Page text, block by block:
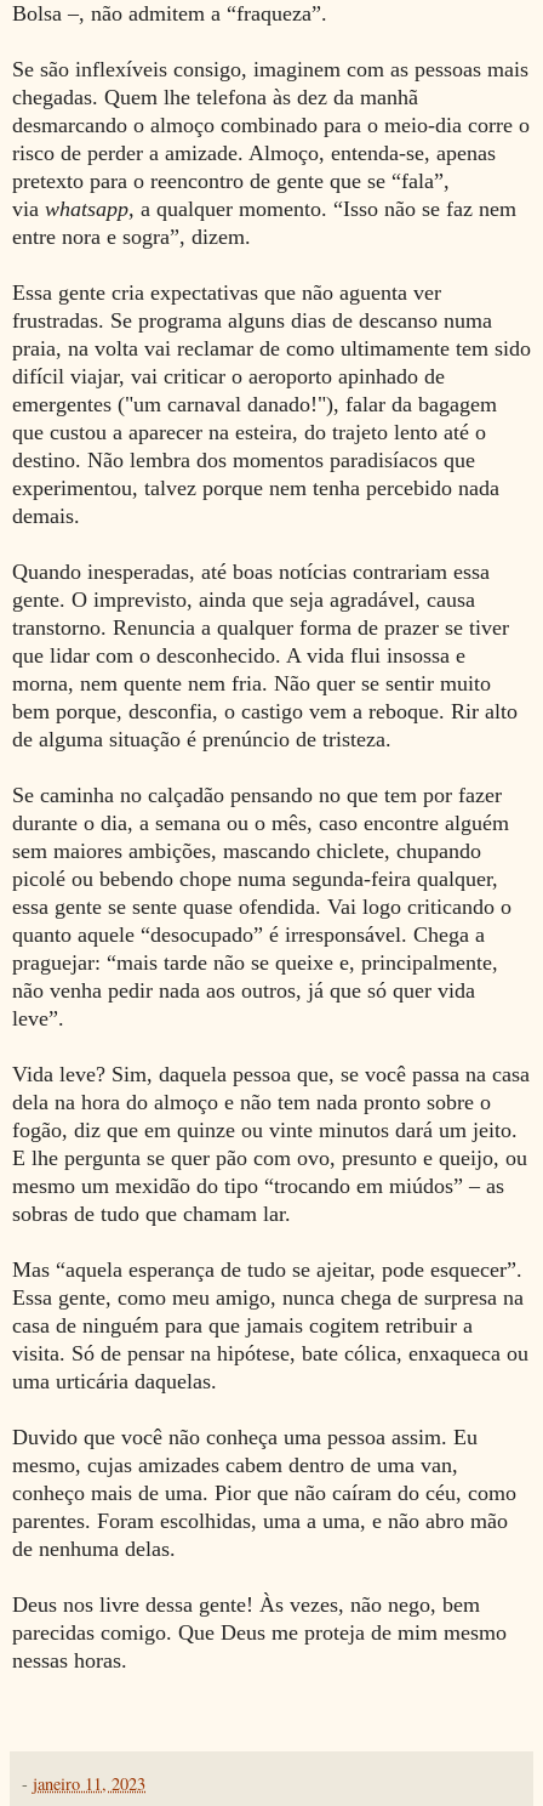
Bolsa –, não admitem a “fraqueza”.
Se são inflexíveis consigo, imaginem com as pessoas mais
chegadas. Quem lhe telefona às dez da manhã
desmarcando o almoço combinado para o meio-dia corre o
risco de perder a amizade. Almoço, entenda-se, apenas
pretexto para o reencontro de gente que se “fala”,
via whatsapp, a qualquer momento. “Isso não se faz nem
entre nora e sogra”, dizem.
Essa gente cria expectativas que não aguenta ver
frustradas. Se programa alguns dias de descanso numa
praia, na volta vai reclamar de como ultimamente tem sido
difícil viajar, vai criticar o aeroporto apinhado de
emergentes ("um carnaval danado!"), falar da bagagem
que custou a aparecer na esteira, do trajeto lento até o
destino. Não lembra dos momentos paradisíacos que
experimentou, talvez porque nem tenha percebido nada
demais.
Quando inesperadas, até boas notícias contrariam essa
gente. O imprevisto, ainda que seja agradável, causa
transtorno. Renuncia a qualquer forma de prazer se tiver
que lidar com o desconhecido. A vida flui insossa e
morna, nem quente nem fria. Não quer se sentir muito
bem porque, desconfia, o castigo vem a reboque. Rir alto
de alguma situação é prenúncio de tristeza.
Se caminha no calçadão pensando no que tem por fazer
durante o dia, a semana ou o mês, caso encontre alguém
sem maiores ambições, mascando chiclete, chupando
picolé ou bebendo chope numa segunda-feira qualquer,
essa gente se sente quase ofendida. Vai logo criticando o
quanto aquele “desocupado” é irresponsável. Chega a
praguejar: “mais tarde não se queixe e, principalmente,
não venha pedir nada aos outros, já que só quer vida
leve”.
Vida leve? Sim, daquela pessoa que, se você passa na casa
dela na hora do almoço e não tem nada pronto sobre o
fogão, diz que em quinze ou vinte minutos dará um jeito.
E lhe pergunta se quer pão com ovo, presunto e queijo, ou
mesmo um mexidão do tipo “trocando em miúdos” – as
sobras de tudo que chamam lar.
Mas “aquela esperança de tudo se ajeitar, pode esquecer”.
Essa gente, como meu amigo, nunca chega de surpresa na
casa de ninguém para que jamais cogitem retribuir a
visita. Só de pensar na hipótese, bate cólica, enxaqueca ou
uma urticária daquelas.
Duvido que você não conheça uma pessoa assim. Eu
mesmo, cujas amizades cabem dentro de uma van,
conheço mais de uma. Pior que não caíram do céu, como
parentes. Foram escolhidas, uma a uma, e não abro mão
de nenhuma delas.
Deus nos livre dessa gente! Às vezes, não nego, bem
parecidas comigo. Que Deus me proteja de mim mesmo
nessas horas.
- janeiro 11, 2023